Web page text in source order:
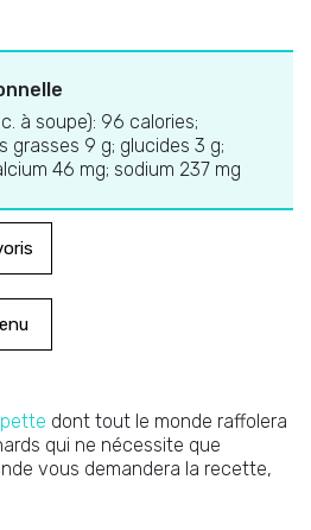
à soupe): 96 calories;
grasses 9 g; glucides 3 g;
46 mg; sodium 237 mg
dont tout le monde raffolera
qui ne nécessite que
vous demandera la recette,